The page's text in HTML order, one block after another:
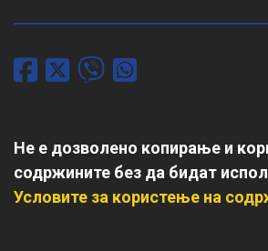
Не е дозволено копирање и
содржините без да бидат
Условите за користење на